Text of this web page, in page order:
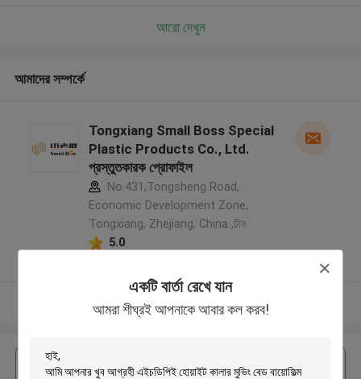
একটি বার্তা রেখে যান
আমরা শীঘ্রই আপনাকে আবার কল করব!
আরো দেখুন
আমাদের সম্পর্কে
Tongxiang Small Boss Special
Plastic Products Co., Ltd.
প্রস্তুতকারক প্রোফাইল
No.431,Tongsheng Road,
Economic Development Zone,
Tongxiang, Zhejiang, China ,চীন
5.0
আরো দেখুন
এর সেরা মূল্য পান